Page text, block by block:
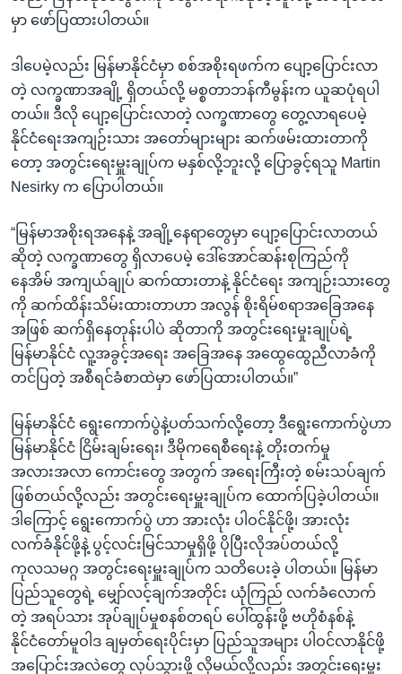
မှာ ဖော်ပြထားပါတယ်။
ဒါပေမဲ့လည်း မြန်မာနိုင်ငံမှာ စစ်အစိုးရဖက်က ပျော့ပြောင်းလာ
တဲ့ လက္ခဏာအချို့ ရှိတယ်လို့ မစ္စတာဘန်ကီမွန်းက ယူဆပုံရပါ
တယ်။ ဒီလို ပျော့ပြောင်းလာတဲ့ လက္ခဏာတွေ တွေ့လာရပေမဲ့
နိုင်ငံရေးအကျဉ်းသား အတော်များများ ဆက်ဖမ်းထားတာကို
တော့ အတွင်းရေးမှူးချုပ်က မနှစ်လို့ဘူးလို့ ပြောခွင့်ရသူ Martin
Nesirky က ပြောပါတယ်။
“မြန်မာအစိုးရအနေနဲ့ အချို့နေရာတွေမှာ ပျော့ပြောင်းလာတယ်
ဆိုတဲ့ လက္ခဏာတွေ ရှိလာပေမဲ့ ဒေါ်အောင်ဆန်းစုကြည်ကို
နေအိမ် အကျယ်ချုပ် ဆက်ထားတာနဲ့ နိုင်ငံရေး အကျဉ်းသားတွေ
ကို ဆက်ထိန်းသိမ်းထားတာဟာ အလွန် စိုးရိမ်စရာအခြေအနေ
အဖြစ် ဆက်ရှိနေတုန်းပါပဲ ဆိုတာကို အတွင်းရေးမှုးချုပ်ရဲ့
မြန်မာနိုင်ငံ လူ့အခွင့်အရေး အခြေအနေ အထွေထွေညီလာခံကို
တင်ပြတဲ့ အစီရင်ခံစာထဲမှာ ဖော်ပြထားပါတယ်။”
မြန်မာနိုင်ငံ ရွေးကောက်ပွဲနဲ့ပတ်သက်လို့တော့ ဒီရွေးကောက်ပွဲဟာ
မြန်မာနိုင်ငံ ငြိမ်းချမ်းရေး၊ ဒီမိုကရေစီရေးနဲ့ တိုးတက်မှု
အလားအလာ ကောင်းတွေ အတွက် အရေးကြီးတဲ့ စမ်းသပ်ချက်
ဖြစ်တယ်လို့လည်း အတွင်းရေးမှူးချုပ်က ထောက်ပြခဲ့ပါတယ်။
ဒါကြောင့် ရွေးကောက်ပွဲ ဟာ အားလုံး ပါဝင်နိုင်ဖို့၊ အားလုံး
လက်ခံနိုင်ဖို့နဲ့ ပွင့်လင်းမြင်သာမှုရှိဖို့ ပိုပြီးလိုအပ်တယ်လို့
ကုလသမဂ္ဂ အတွင်းရေးမှူးချုပ်က သတိပေးခဲ့ ပါတယ်။ မြန်မာ
ပြည်သူတွေရဲ့ မျှော်လင့်ချက်အတိုင်း ယုံကြည် လက်ခံလောက်
တဲ့ အရပ်သား အုပ်ချုပ်မှုစနစ်တရပ် ပေါ်ထွန်းဖို့ ဗဟိုစံနစ်နဲ့
နိုင်ငံတော်မူဝါဒ ချမှတ်ရေးပိုင်းမှာ ပြည်သူအများ ပါဝင်လာနိုင်ဖို့
အပြောင်းအလဲတွေ လုပ်သွားဖို့ လိုမယ်လို့လည်း အတွင်းရေးမှူး